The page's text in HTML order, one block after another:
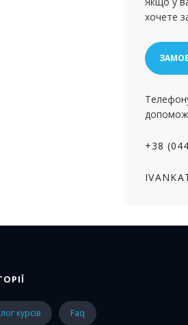
хочете
+38
курсів faq